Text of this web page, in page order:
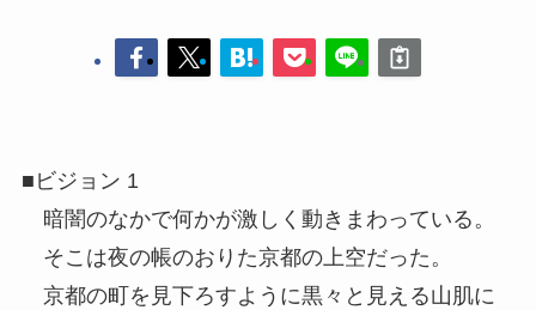
■ビジョン 1
暗闇のなかで何かが激しく動きまわっている。
そこは夜の帳のおりた京都の上空だった。
京都の町を見下ろすように黒々と見える山肌に